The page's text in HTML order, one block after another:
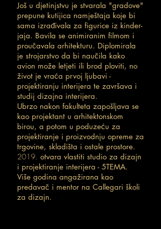
Još u djetinjstvu je stvarala "gradove"
prepune kutijica namještaja koje bi
sama izrađivala za figurice iz kinder-
jaja. Bavila se animiranim filmom i
proučavala arhitekturu. Diplomirala
je strojarstvo da bi naučila kako
avion može letjeti ili brod ploviti, no
život je vraća prvoj ljubavi -
projektiranju interijera te završava i
studij dizajna interijera.
Ubrzo nakon fakulteta zapošljava se
kao projektant u arhitektonskom
birou, a potom u poduzeću za
projektiranje i proizvodnju opreme za
trgovine, skladišta i ostale prostore.
2019. otvara vlastiti studio za dizajn
i projektiranje interijera - 5TEMA.
Više godina angažirana kao
predavač i mentor na Callegari školi
za dizajn.